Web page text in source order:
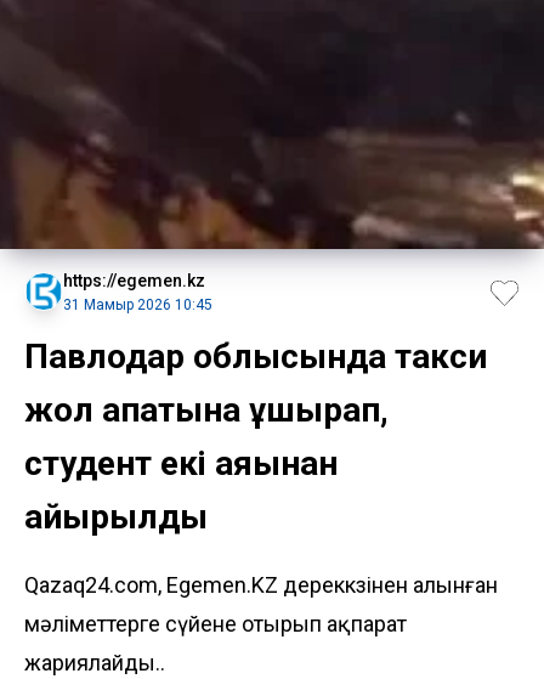
https://egemen.kz
31 Мамыр 2026 10:45
Павлодар облысында такси
жол апатына ұшырап,
студент екі аяғынан
айырылды
Qazaq24.com, Egemen.KZ дереккөзінен алынған
мәліметтерге сүйене отырып ақпарат
жариялайды..